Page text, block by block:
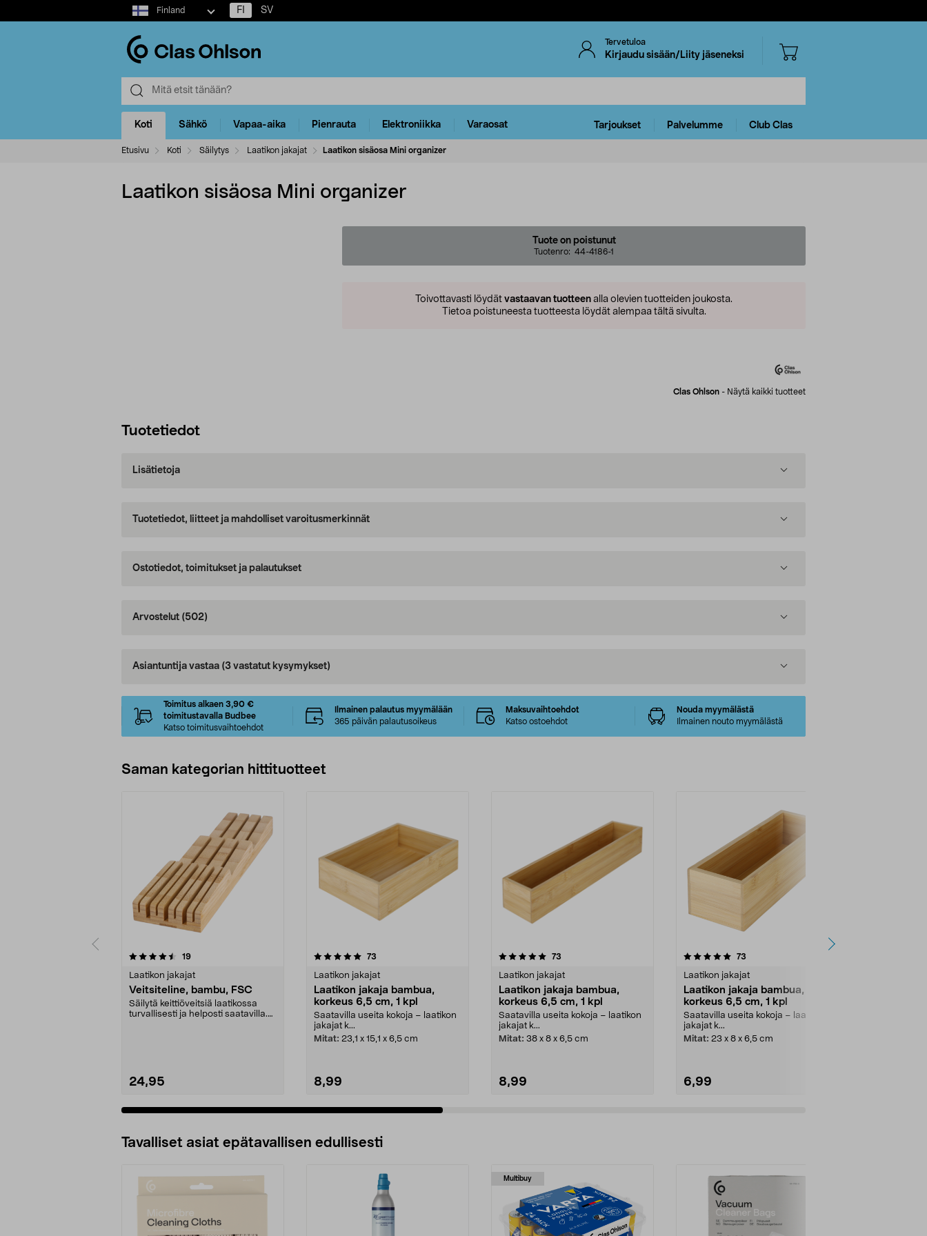
Select
market
Finland FI SV
Tervetuloa
Kirjaudu sisään/Liity jäseneksi
Koti Sähkö Vapaa-aika Pienrauta Elektroniikka Varaosat Tarjoukset Palvelumme Club Clas
Etusivu Koti Säilytys Laatikon jakajat Laatikon sisäosa Mini organizer
Laatikon sisäosa Mini organizer
Tuote on poistunut
Tuotenro: 44-4186-1
Toivottavasti löydät vastaavan tuotteen alla olevien tuotteiden joukosta.
Tietoa poistuneesta tuotteesta löydät alempaa tältä sivulta.
Clas Ohlson - Näytä kaikki tuotteet
Tuotetiedot
Lisätietoja
Tuotetiedot, liitteet ja mahdolliset varoitusmerkinnät
Ostotiedot, toimitukset ja palautukset
Arvostelut (502)
Asiantuntija vastaa (3 vastatut kysymykset)
Toimitus alkaen 3,90 €
toimitustavalla Budbee
Katso toimitusvaihtoehdot
Ilmainen palautus myymälään
365 päivän palautusoikeus
Maksuvaihtoehdot
Katso ostoehdot
Nouda myymälästä
Ilmainen nouto myymälästä
Saman kategorian hittituotteet
19arvostelut
Laatikon jakajat
Veitsiteline, bambu, FSC
Säilytä keittiöveitsiä laatikossa
turvallisesti ja helposti saatavilla.
24,95
5.0 viidestä
73
Laatikon jakajat
Laatikon jakaja bambua,
korkeus 6,5 cm, 1 kpl
Saatavilla useita kokoja – laatikon
jakajat k...
Mitat: 23,1 x 15,1 x 6,5 cm
8,99
5.0 viidestä
73
Laatikon jakajat
Laatikon jakaja bambua,
korkeus 6,5 cm, 1 kpl
Saatavilla useita kokoja – laatikon
jakajat k...
Mitat: 38 x 8 x 6,5 cm
8,99
5.0 viidestä
73
Laatikon jakajat
Laatikon jakaja bambua,
korkeus 6,5 cm, 1 kpl
Saatavilla useita kokoja – laatikon
jakajat k...
Mitat: 23 x 8 x 6,5 cm
6,99
4.5 viidestä
Tavalliset asiat epätavallisen edullisesti
Multibuy